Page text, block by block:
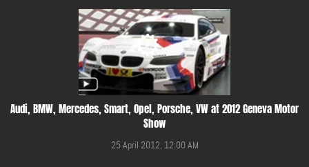
Audi, BMW, Mercedes, Smart, Opel, Porsche, VW at 2012 Geneva Motor
Show
25 April 2012, 12:00 AM